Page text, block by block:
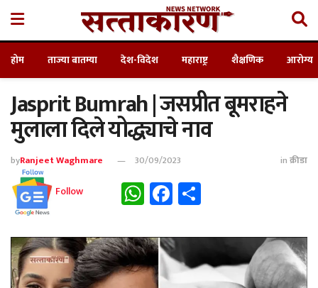
होम ताज्या बातम्या देश-विदेश महाराष्ट्र शैक्षणिक आरोग्य
Jasprit Bumrah | जसप्रीत बूमराहने
मुलाला दिले योद्ध्याचे नाव
byRanjeet Waghmare 30/09/2023 inक्रीडा
Follow WhatsApp
Facebook